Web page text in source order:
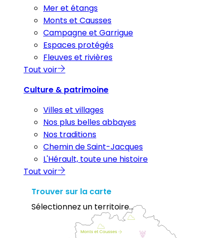
Mer et étangs
Monts et Causses
Campagne et Garrigue
Espaces protégés
Fleuves et rivières
Tout voir
Culture & patrimoine
Villes et villages
Nos plus belles abbayes
Nos traditions
Chemin de Saint-Jacques
L'Hérault, toute une histoire
Tout voir
Trouver sur la carte
Sélectionnez un territoire...